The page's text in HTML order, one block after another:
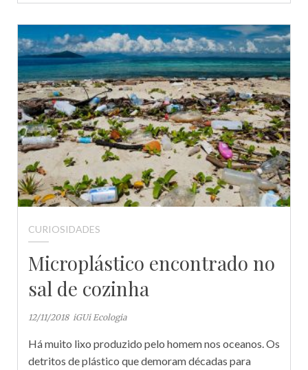
CURIOSIDADES
Microplástico encontrado no
sal de cozinha
12/11/2018 iGUi Ecologia
Há muito lixo produzido pelo homem nos oceanos. Os
detritos de plástico que demoram décadas para